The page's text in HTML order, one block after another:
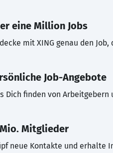
eine Million Jobs
mit XING genau den
Job-Angebote
Dich finden von Arbeitgebern
Mitglieder
neue Kontakte und erhalte